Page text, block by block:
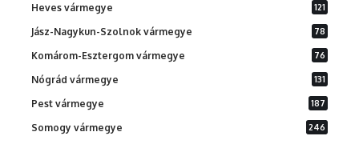
Heves vármegye 121
Jász-Nagykun-Szolnok vármegye 78
Komárom-Esztergom vármegye 76
Nógrád vármegye 131
Pest vármegye 187
Somogy vármegye 246